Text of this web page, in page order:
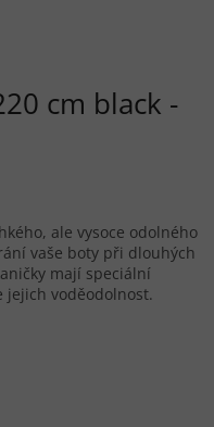
cm black -
ale vysoce odolného
vaše boty při dlouhých
mají speciální
jejich voděodolnost.